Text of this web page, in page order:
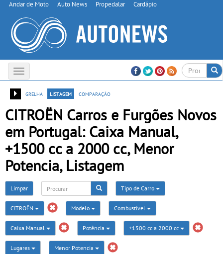
Andar de Moto Auto News Propedalar Cardápio
Toggle
navigation
grelha
listagem comparação
CITROËN Carros e Furgões Novos
em Portugal: Caixa Manual,
+1500 cc a 2000 cc, Menor
Potencia, Listagem
Limpar Tipo de Carro
CITROËN Modelo Combustível
Caixa Manual Potência +1500 cc a 2000 cc
Lugares Menor Potencia